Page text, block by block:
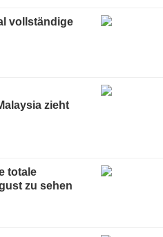
vollständige
zieht
totale
zu sehen